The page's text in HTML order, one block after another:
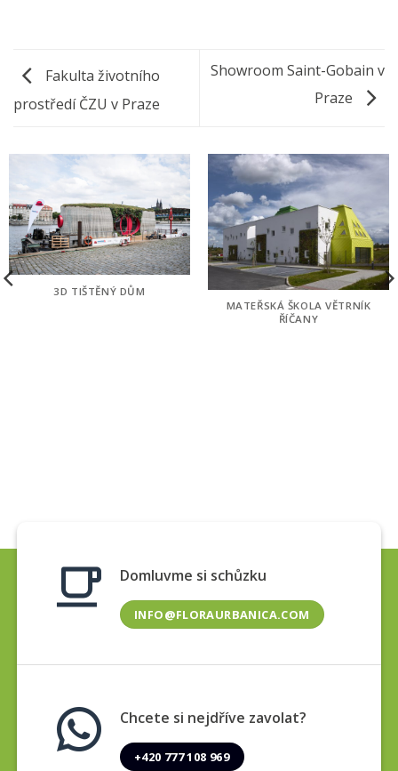
Fakulta životního
prostředí ČZU v Praze
Showroom Saint-Gobain v
Praze
3D TIŠTĚNÝ DŮM
MATEŘSKÁ ŠKOLA VĚTRNÍK
ŘÍČANY
Domluvme si schůzku
INFO@FLORAURBANICA.COM
Chcete si nejdříve zavolat?
+420 777 108 969